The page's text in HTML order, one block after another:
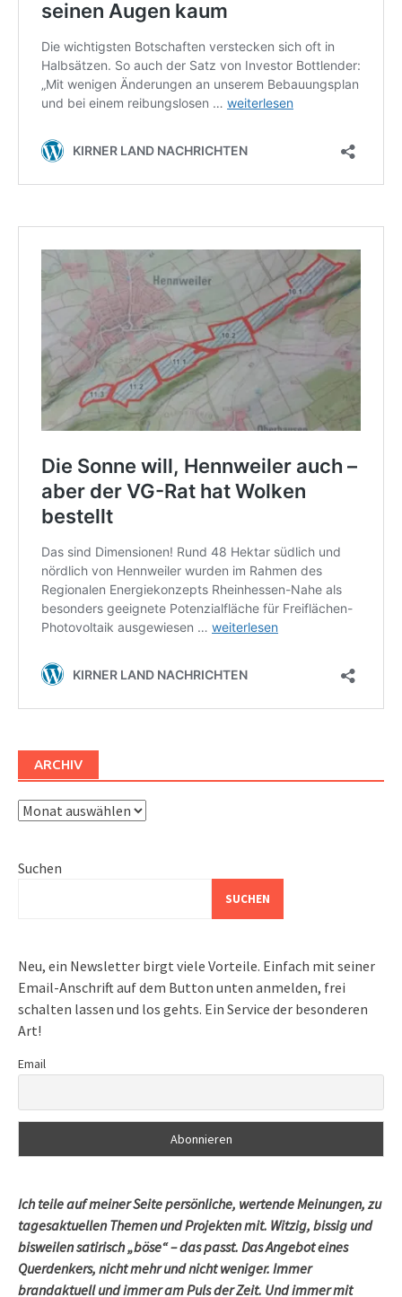
ARCHIV
Archiv
Suchen
SUCHEN
Neu, ein Newsletter birgt viele Vorteile. Einfach mit seiner
Email-Anschrift auf dem Button unten anmelden, frei
schalten lassen und los gehts. Ein Service der besonderen
Art!
Email
Ich teile auf meiner Seite persönliche, wertende Meinungen, zu
tagesaktuellen Themen und Projekten mit. Witzig, bissig und
bisweilen satirisch „böse“ – das passt. Das Angebot eines
Querdenkers, nicht mehr und nicht weniger. Immer
brandaktuell und immer am Puls der Zeit. Und immer mit